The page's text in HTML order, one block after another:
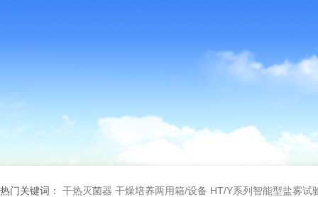
热门关键词： 干热灭菌器 干燥培养两用箱/设备 HT/Y系列智能型盐雾试